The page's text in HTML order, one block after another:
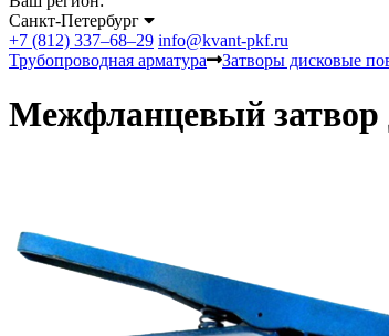
Санкт-Петербург
+7 (812) 337–68–29 info@kvant-pkf.ru
Трубопроводная арматура
Затворы дисковые
Межфланцевый